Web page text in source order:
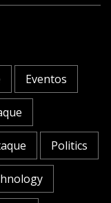
Eventos
Politics